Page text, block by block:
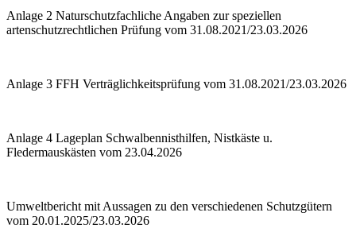
Anlage 2 Naturschutzfachliche Angaben zur speziellen
artenschutzrechtlichen Prüfung vom 31.08.2021/23.03.2026
Anlage 3 FFH Verträglichkeitsprüfung vom 31.08.2021/23.03.2026
Anlage 4 Lageplan Schwalbennisthilfen, Nistkäste u.
Fledermauskästen vom 23.04.2026
Umweltbericht mit Aussagen zu den verschiedenen Schutzgütern
vom 20.01.2025/23.03.2026